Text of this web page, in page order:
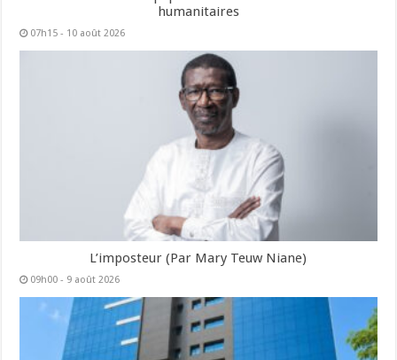
humanitaires
07h15 - 10 août 2026
L’imposteur (Par Mary Teuw Niane)
09h00 - 9 août 2026